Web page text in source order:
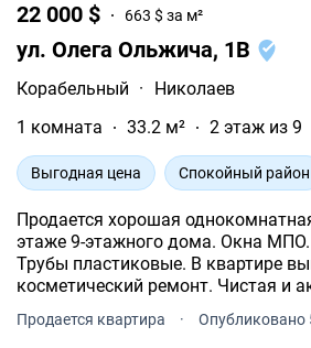
22 000 $ 663 $ за м²
ул. Олега Ольжича, 1В
Корабельный ·
Николаев
1 комната
33.2 м² 2 этаж из 9
Выгодная цена Спокойный район
Продается хорошая
этаже 9-этажного дома. Окна
Трубы пластиковые. В квартире
косметический ремонт. Чистая и
мебель. Тамбур на три квартиры.
двойные двери. Квартира очень
Продается квартира · Опубликовано